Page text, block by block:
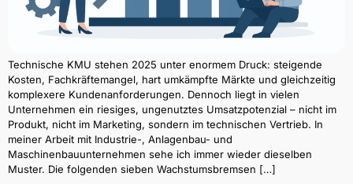
Technische KMU stehen 2025 unter enormem Druck: steigende
Kosten, Fachkräftemangel, hart umkämpfte Märkte und gleichzeitig
komplexere Kundenanforderungen. Dennoch liegt in vielen
Unternehmen ein riesiges, ungenutztes Umsatzpotenzial – nicht im
Produkt, nicht im Marketing, sondern im technischen Vertrieb. In
meiner Arbeit mit Industrie-, Anlagenbau- und
Maschinenbauunternehmen sehe ich immer wieder dieselben
Muster. Die folgenden sieben Wachstumsbremsen […]